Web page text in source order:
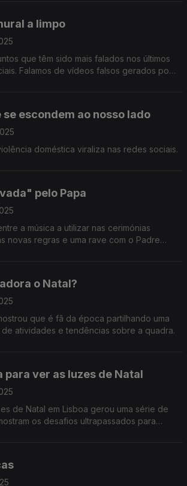
a limpo
que têm sido mais falados nos últimos
Falamos de vídeos falsos gerados por
escondem ao nosso lado
doméstica viraliza nas redes sociais.
pelo Papa
a música a utilizar nas cerimónias
novas regras e uma rave com o Padre
o Natal?
que é fã da época partilhando uma
atividades e tendências sobre a quadra.
para ver as luzes de Natal
de Natal em Lisboa gerou uma série de
os desafios ultrapassados para